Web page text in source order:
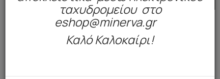
SALE
ταχυδρομείου στο
eshop@minerva.gr
Καλό Καλοκαίρι!